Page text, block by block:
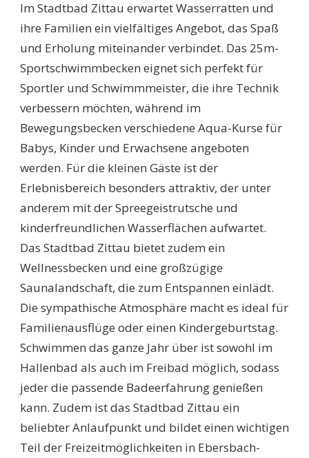
Im Stadtbad Zittau erwartet Wasserratten und
ihre Familien ein vielfältiges Angebot, das Spaß
und Erholung miteinander verbindet. Das 25m-
Sportschwimmbecken eignet sich perfekt für
Sportler und Schwimmmeister, die ihre Technik
verbessern möchten, während im
Bewegungsbecken verschiedene Aqua-Kurse für
Babys, Kinder und Erwachsene angeboten
werden. Für die kleinen Gäste ist der
Erlebnisbereich besonders attraktiv, der unter
anderem mit der Spreegeistrutsche und
kinderfreundlichen Wasserflächen aufwartet.
Das Stadtbad Zittau bietet zudem ein
Wellnessbecken und eine großzügige
Saunalandschaft, die zum Entspannen einlädt.
Die sympathische Atmosphäre macht es ideal für
Familienausflüge oder einen Kindergeburtstag.
Schwimmen das ganze Jahr über ist sowohl im
Hallenbad als auch im Freibad möglich, sodass
jeder die passende Badeerfahrung genießen
kann. Zudem ist das Stadtbad Zittau ein
beliebter Anlaufpunkt und bildet einen wichtigen
Teil der Freizeitmöglichkeiten in Ebersbach-